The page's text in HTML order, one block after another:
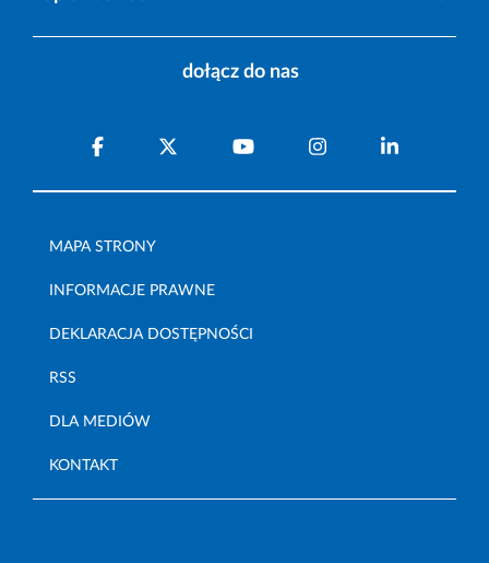
dołącz do nas
MAPA STRONY
INFORMACJE PRAWNE
DEKLARACJA DOSTĘPNOŚCI
RSS
DLA MEDIÓW
KONTAKT